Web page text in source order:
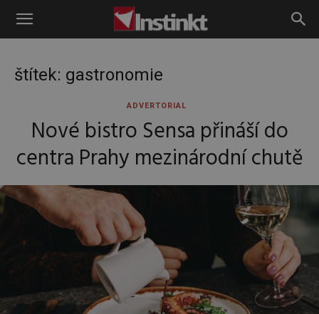
Instinkt
štítek: gastronomie
ADVERTORIAL
Nové bistro Sensa přináší do
centra Prahy mezinárodní chutě